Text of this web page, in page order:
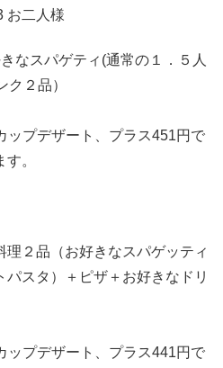
お二人様
なスパゲティ(通常の１．５人
２品）
ップデザート、プラス451円で
。
理２品（お好きなスパゲッティ
パスタ）＋ピザ＋お好きなドリ
ップデザート、プラス441円で